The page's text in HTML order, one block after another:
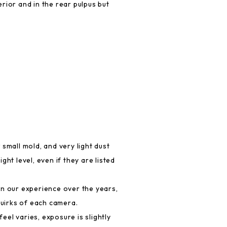
and in the rear pulpus but
mold, and very light dust
level, even if they are listed
our experience over the years,
of each camera.
varies, exposure is slightly